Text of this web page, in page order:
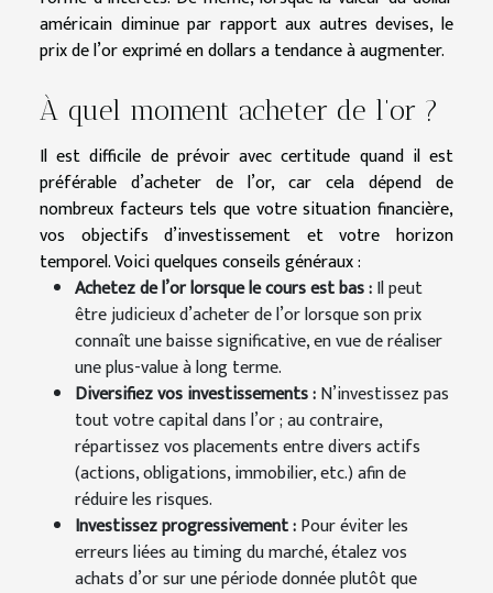
américain diminue par rapport aux autres devises, le
prix de l’or exprimé en dollars a tendance à augmenter.
À quel moment acheter de l’or ?
Il est difficile de prévoir avec certitude quand il est
préférable d’acheter de l’or, car cela dépend de
nombreux facteurs tels que votre situation financière,
vos objectifs d’investissement et votre horizon
temporel. Voici quelques conseils généraux :
Achetez de l’or lorsque le cours est bas :Il peut
être judicieux d’acheter de l’or lorsque son prix
connaît une baisse significative, en vue de réaliser
une plus-value à long terme.
Diversifiez vos investissements :N’investissez pas
tout votre capital dans l’or ; au contraire,
répartissez vos placements entre divers actifs
(actions, obligations, immobilier, etc.) afin de
réduire les risques.
Investissez progressivement :Pour éviter les
erreurs liées au timing du marché, étalez vos
achats d’or sur une période donnée plutôt que